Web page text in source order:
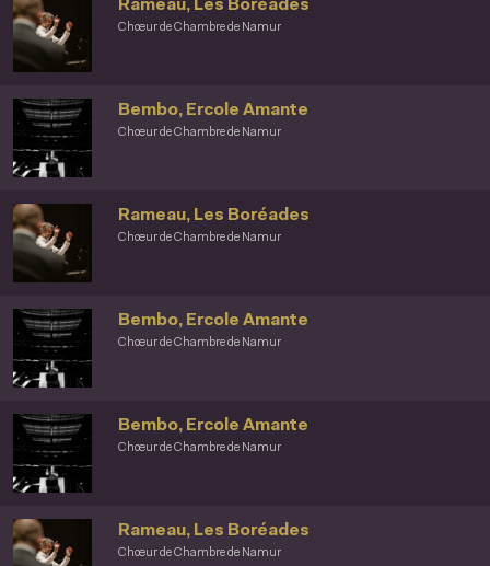
Chœur de Chambre de Namur
Rameau, Les Boréades
Chœur de Chambre de Namur
Bembo, Ercole Amante
Chœur de Chambre de Namur
Rameau, Les Boréades
Chœur de Chambre de Namur
Bembo, Ercole Amante
Chœur de Chambre de Namur
Bembo, Ercole Amante
Chœur de Chambre de Namur
Rameau, Les Boréades